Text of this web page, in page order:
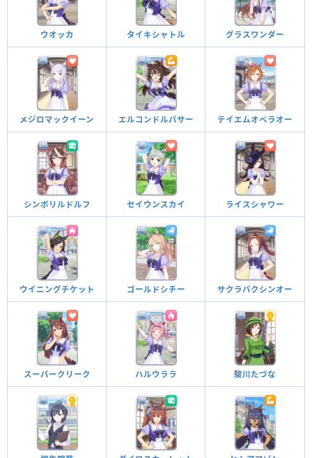
ウオッカ タイキシャトル グラスワンダー
メジロマックイーン エルコンドルパサー テイエムオペラオー
シンボリルドルフ セイウンスカイ ライスシャワー
ウイニングチケット ゴールドシチー サクラバクシンオー
スーパークリーク ハルウララ 駿川たづな